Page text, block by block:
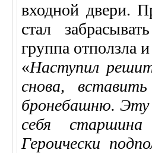
входной двери.
стал
группа отползла и
«Наступил
снова,
бронебашню. Эту
себя
Героически